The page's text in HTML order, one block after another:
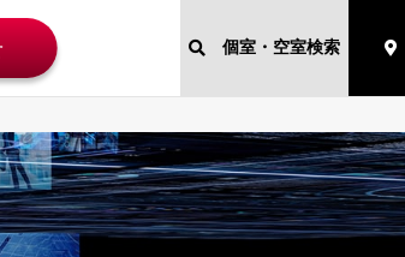
個室・空室検索